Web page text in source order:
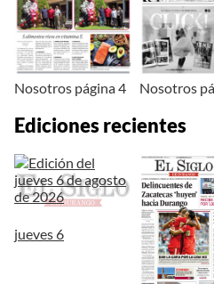
Nosotros página 4 Nosotros
Ediciones recientes
jueves 6